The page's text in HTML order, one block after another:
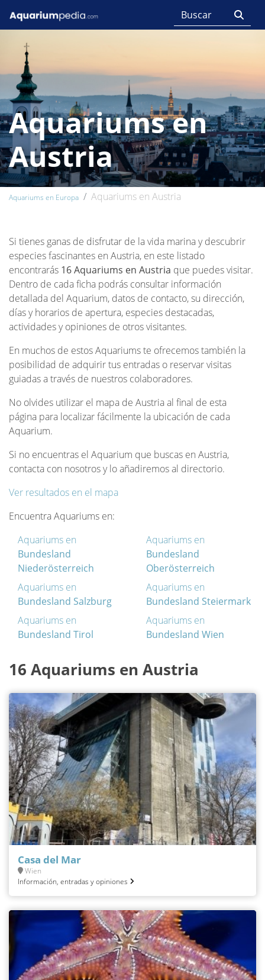
Aquariums en
Austria
Aquariums en Europa Aquariums en Austria
Si tienes ganas de disfrutar de la vida marina y descubrir
especies fascinantes en Austria, en este listado
encontrarás 16 Aquariums en Austria que puedes visitar.
Dentro de cada ficha podrás consultar información
detallada del Aquarium, datos de contacto, su dirección,
días y horarios de apertura, especies destacadas,
actividades y opiniones de otros visitantes.
En muchos de estos Aquariums te ofrecemos también la
posibilidad de adquirir tus entradas o reservar visitas
guiadas a través de nuestros colaboradores.
No olvides utilizar el mapa de Austria al final de esta
página para localizar fácilmente la ubicación de cada
Aquarium.
Si no encuentras el Aquarium que buscas en Austria,
contacta con nosotros y lo añadiremos al directorio.
Ver resultados en el mapa
Encuentra Aquariums en:
Aquariums en
Bundesland
Niederösterreich
Aquariums en
Bundesland
Oberösterreich
Aquariums en
Bundesland Salzburg
Aquariums en
Bundesland Steiermark
Aquariums en
Bundesland Tirol
Aquariums en
Bundesland Wien
16 Aquariums en Austria
Casa del Mar
Wien
Información, entradas y opiniones